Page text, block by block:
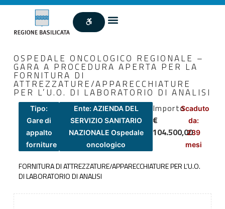
OSPEDALE ONCOLOGICO REGIONALE –
GARA A PROCEDURA APERTA PER LA
FORNITURA DI
ATTREZZATURE/APPARECCHIATURE
PER L’U.O. DI LABORATORIO DI ANALISI
Tipo:
Gare di
appalto
forniture
Ente: AZIENDA DEL
SERVIZIO SANITARIO
NAZIONALE Ospedale
oncologico
Importo
€
104.500,00
Scaduto
da:
239
mesi
FORNITURA DI ATTREZZATURE/APPARECCHIATURE PER L’U.O.
DI LABORATORIO DI ANALISI